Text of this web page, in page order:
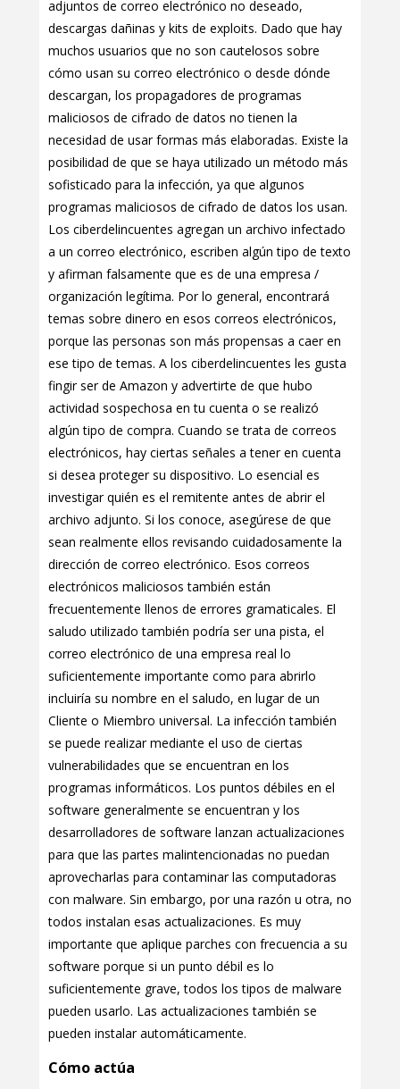
adjuntos de correo electrónico no deseado,
descargas dañinas y kits de exploits. Dado que hay
muchos usuarios que no son cautelosos sobre
cómo usan su correo electrónico o desde dónde
descargan, los propagadores de programas
maliciosos de cifrado de datos no tienen la
necesidad de usar formas más elaboradas. Existe la
posibilidad de que se haya utilizado un método más
sofisticado para la infección, ya que algunos
programas maliciosos de cifrado de datos los usan.
Los ciberdelincuentes agregan un archivo infectado
a un correo electrónico, escriben algún tipo de texto
y afirman falsamente que es de una empresa /
organización legítima. Por lo general, encontrará
temas sobre dinero en esos correos electrónicos,
porque las personas son más propensas a caer en
ese tipo de temas. A los ciberdelincuentes les gusta
fingir ser de Amazon y advertirte de que hubo
actividad sospechosa en tu cuenta o se realizó
algún tipo de compra. Cuando se trata de correos
electrónicos, hay ciertas señales a tener en cuenta
si desea proteger su dispositivo. Lo esencial es
investigar quién es el remitente antes de abrir el
archivo adjunto. Si los conoce, asegúrese de que
sean realmente ellos revisando cuidadosamente la
dirección de correo electrónico. Esos correos
electrónicos maliciosos también están
frecuentemente llenos de errores gramaticales. El
saludo utilizado también podría ser una pista, el
correo electrónico de una empresa real lo
suficientemente importante como para abrirlo
incluiría su nombre en el saludo, en lugar de un
Cliente o Miembro universal. La infección también
se puede realizar mediante el uso de ciertas
vulnerabilidades que se encuentran en los
programas informáticos. Los puntos débiles en el
software generalmente se encuentran y los
desarrolladores de software lanzan actualizaciones
para que las partes malintencionadas no puedan
aprovecharlas para contaminar las computadoras
con malware. Sin embargo, por una razón u otra, no
todos instalan esas actualizaciones. Es muy
importante que aplique parches con frecuencia a su
software porque si un punto débil es lo
suficientemente grave, todos los tipos de malware
pueden usarlo. Las actualizaciones también se
pueden instalar automáticamente.
Cómo actúa